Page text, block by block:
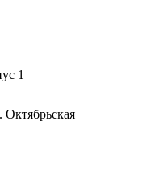
1
Октябрьская